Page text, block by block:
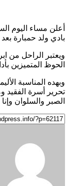
أعلن مساء اليوم
بادي ولد حمبارة
ويعتبر الراحل من
الحوظ المتميزين
وبهده المناسبة
تحرير أسرة الفقيد
الصبر والسلوان